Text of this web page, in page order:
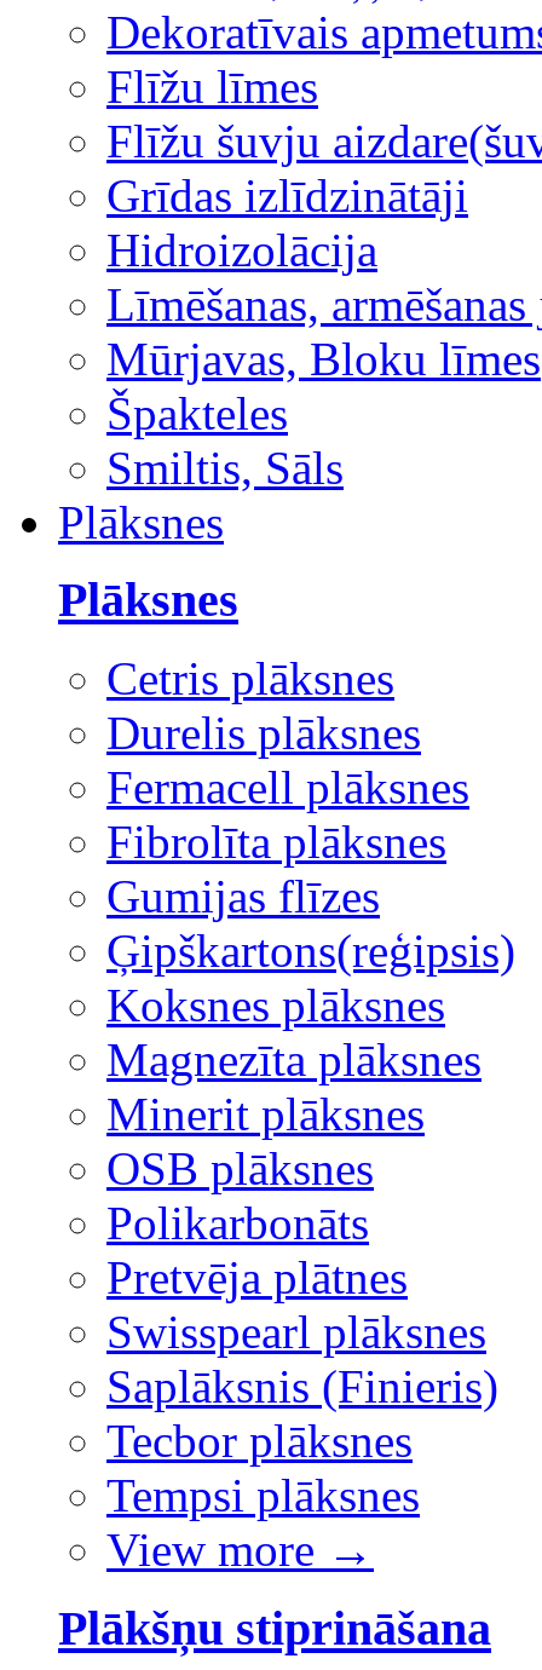
Dekoratīvais
Flīžu līmes
Flīžu šuvju
Grīdas izlīdzinātāji
Hidroizolācija
Līmēšanas, armēšanas
Mūrjavas, Bloku līmes
Špakteles
Smiltis, Sāls
Plāksnes
Plāksnes
Cetris plāksnes
Durelis plāksnes
Fermacell plāksnes
Fibrolīta plāksnes
Gumijas flīzes
Ģipškartons(reģipsis)
Koksnes plāksnes
Magnezīta plāksnes
Minerit plāksnes
OSB plāksnes
Polikarbonāts
Pretvēja plātnes
Swisspearl plāksnes
Saplāksnis (Finieris)
Tecbor plāksnes
Tempsi plāksnes
View more →
Plākšņu stiprināšana